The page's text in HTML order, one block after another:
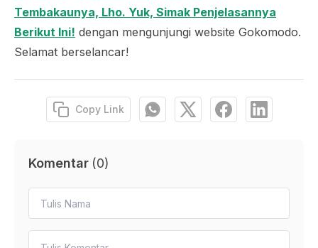
Tembakaunya, Lho. Yuk, Simak Penjelasannya
Berikut Ini! dengan mengunjungi website Gokomodo.
Selamat berselancar!
Copy Link
Komentar (0)